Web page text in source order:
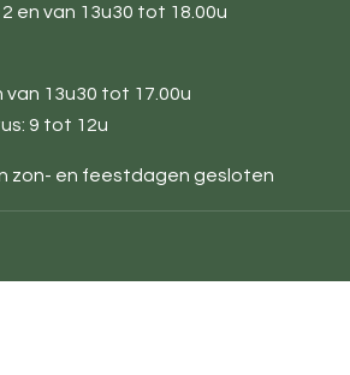
en van 13u30 tot 18.00u
van 13u30 tot 17.00u
9 tot 12u
zon- en feestdagen gesloten